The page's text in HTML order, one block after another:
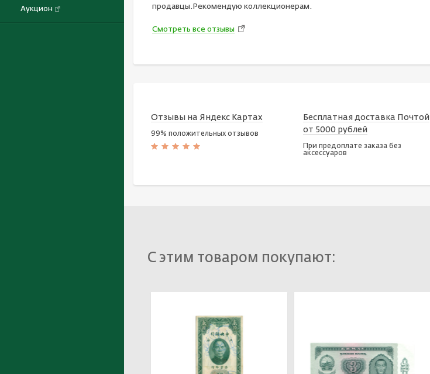
Аукцион
продавцы.Рекомендую коллекционерам.
Смотреть все отзывы
Отзывы на Яндекс Картах
99% положительных отзывов
Бесплатная доставка Почтой
от 5000 рублей
При предоплате заказа без
аксессуаров
С этим товаром покупают: